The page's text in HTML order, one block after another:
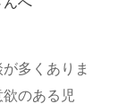
多くありま
のある児